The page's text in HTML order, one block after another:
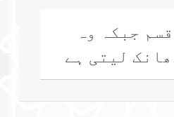
جبکہ وہ
لیتی ہے